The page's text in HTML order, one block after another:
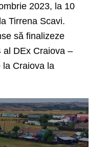
2023, la 10
Tirrena Scavi.
să finalizeze
al DEx Craiova –
la Craiova la